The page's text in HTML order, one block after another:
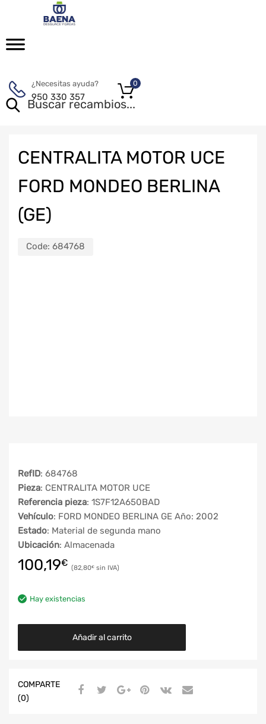
¿Necesitas ayuda?
950 330 357
0
CENTRALITA MOTOR UCE
FORD MONDEO BERLINA
(GE)
Code: 684768
RefID: 684768
Pieza: CENTRALITA MOTOR UCE
Referencia pieza: 1S7F12A650BAD
Vehículo: FORD MONDEO BERLINA GE Año: 2002
Estado: Material de segunda mano
Ubicación: Almacenada
100,19€ 82,80€
Hay existencias
Añadir al carrito
COMPARTE
(0)